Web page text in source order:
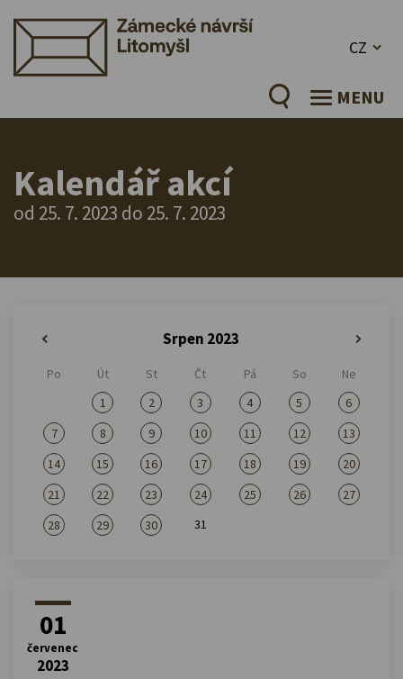
CZ
MENU
Kalendář akcí
od 25. 7. 2023 do 25. 7. 2023
Srpen 2023
Po Út St Čt Pá So
Ne
1
2 3 4 5
6
7
8 9 10 11 12
13
14
15 16 17 18 19
20
21
22 23 24 25 26
27
28
29 30 31
01
červenec
2023